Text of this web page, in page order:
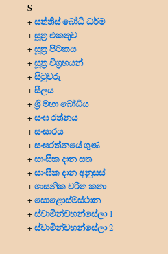
S
+සත්තිස් බෝධි ධර්ම
+සූත්‍ර එකතුව
+සූත්‍ර පිටකය
+සූත්‍ර විග්‍රහයන්
+සිටුවරු
+සීලය
+ශ්‍රි මහා බෝධිය
+සංඝ රත්නය
+සංසාරය
+සංඝරත්නයේ ගුණ
+සාංඝික දාන සත
+සාංඝික දාන අනුසස්
+ශාසනික චරිත කතා
+සොළොස්මස්ථාන
+ස්වාමීන්වහන්සේලා1
+ස්වාමීන්වහන්සේලා2